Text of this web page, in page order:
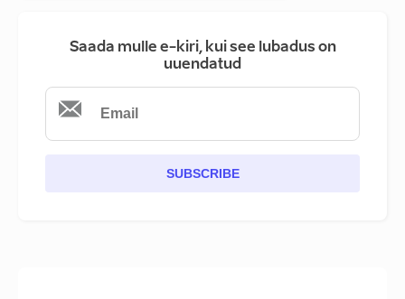
Saada mulle e-kiri, kui see lubadus on
uuendatud
SUBSCRIBE